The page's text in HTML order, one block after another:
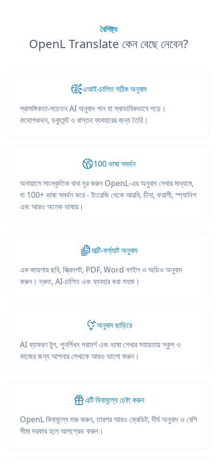
বৈশিষ্ট্য
OpenL Translate কেন বেছে নেবেন?
এআই-চালিত সঠিক অনুবাদ
প্রাসঙ্গিকতা-সচেতন AI অনুবাদ পান যা স্বাভাবিকভাবে পড়ে।
কথোপকথন, ডকুমেন্ট ও বাস্তব ব্যবহারের জন্য তৈরি।
100 ভাষা সমর্থন
অনায়াসে সাংস্কৃতিক বাধা দূর করুন OpenL-এর অনুবাদ সেবার মাধ্যমে,
যা 100+ ভাষা সমর্থন করে - ইংরেজি থেকে আরবি, চীনা, ফরাসী, স্প্যানিশ
এবং আরও অনেক ভাষায়।
মাল্টি-ফর্ম্যাট অনুবাদ
এক জায়গায় ছবি, স্ক্রিনশট, PDF, Word ফাইল ও অডিও অনুবাদ
করুন। দ্রুত, AI-চালিত এবং ব্যবহার করা সহজ।
অনুবাদ ছাড়িয়ে
AI ব্যাকরণ টুল, পুনর্লিখন পরামর্শ এবং ভাষা শেখার সহায়তায় স্কুল ও
কাজের জন্য আপনার লেখাকে আরও ভালো করুন।
এটি বিনামূল্যে চেষ্টা করুন
OpenL বিনামূল্যে শুরু করুন, তারপর আরও ক্রেডিট, দীর্ঘ অনুবাদ ও বেশি
সীমা দরকার হলে আপগ্রেড করুন।